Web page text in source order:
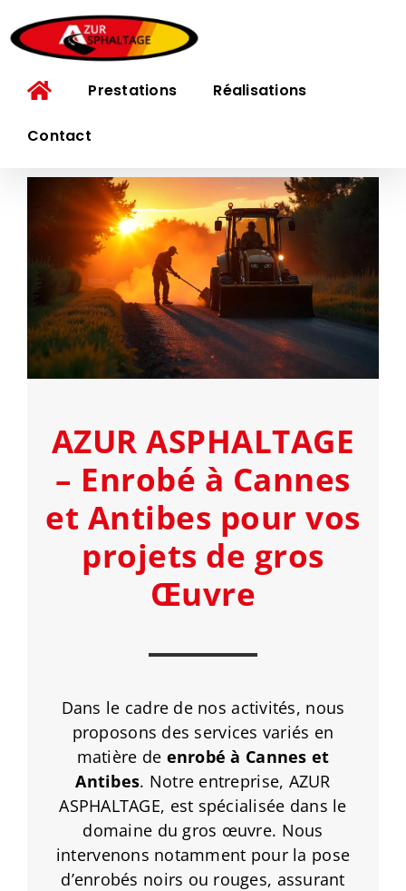
au
contenu
Prestations Réalisations
Contact
AZUR ASPHALTAGE
– Enrobé à Cannes
et Antibes pour vos
projets de gros
Œuvre
Dans le cadre de nos activités, nous
proposons des services variés en
matière de enrobé à Cannes et
Antibes. Notre entreprise, AZUR
ASPHALTAGE, est spécialisée dans le
domaine du gros œuvre. Nous
intervenons notamment pour la pose
d’enrobés noirs ou rouges, assurant